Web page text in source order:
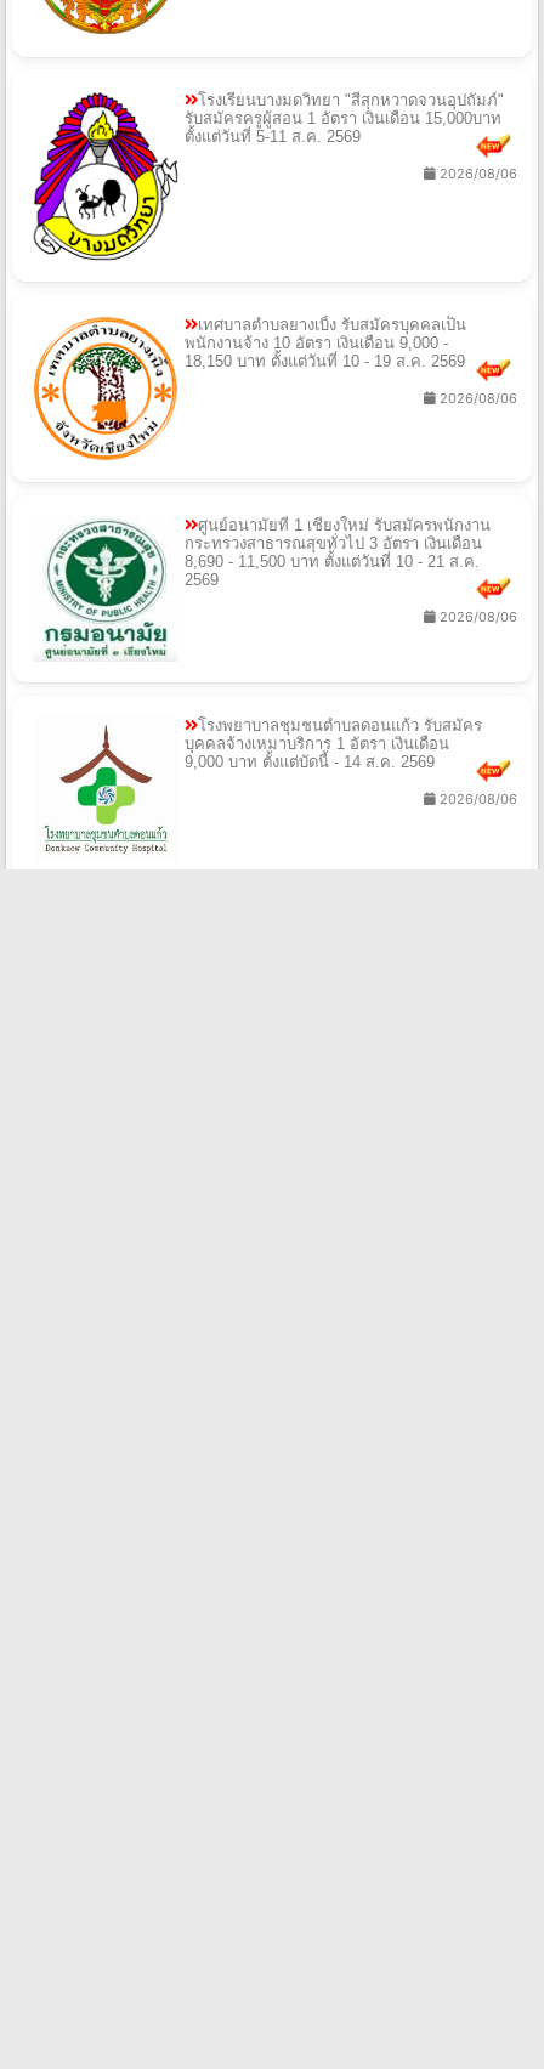
โรงเรียนบางมดวิทยา "สีสุกหวาดจวนอุปถัมภ์"
รับสมัครครูผู้สอน 1 อัตรา เงินเดือน 15,000บาท
ตั้งแต่วันที่ 5-11 ส.ค. 2569
2026/08/06
เทศบาลตำบลยางเบิ้ง รับสมัครบุคคลเป็น
พนักงานจ้าง 10 อัตรา เงินเดือน 9,000 -
18,150 บาท ตั้งแต่วันที่ 10 - 19 ส.ค. 2569
2026/08/06
ศูนย์อนามัยที่ 1 เชียงใหม่ รับสมัครพนักงาน
กระทรวงสาธารณสุขทั่วไป 3 อัตรา เงินเดือน
8,690 - 11,500 บาท ตั้งแต่วันที่ 10 - 21 ส.ค.
2569
2026/08/06
โรงพยาบาลชุมชนตำบลดอนแก้ว รับสมัคร
บุคคลจ้างเหมาบริการ 1 อัตรา เงินเดือน
9,000 บาท ตั้งแต่บัดนี้ - 14 ส.ค. 2569
2026/08/06